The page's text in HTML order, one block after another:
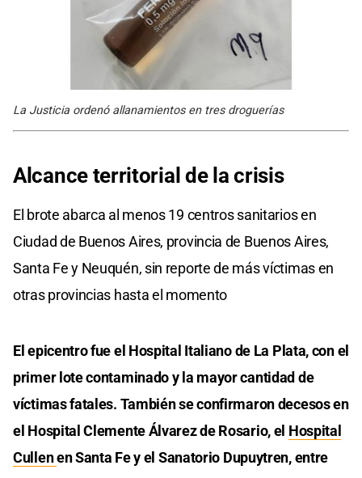
La Justicia ordenó allanamientos en tres droguerías
Alcance territorial de la crisis
El brote abarca al menos 19 centros sanitarios en
Ciudad de Buenos Aires, provincia de Buenos Aires,
Santa Fe y Neuquén, sin reporte de más víctimas en
otras provincias hasta el momento
El epicentro fue el Hospital Italiano de La Plata, con el
primer lote contaminado y la mayor cantidad de
víctimas fatales. También se confirmaron decesos en
el Hospital Clemente Álvarez de Rosario, el Hospital
Cullenen Santa Fe y el Sanatorio Dupuytren, entre